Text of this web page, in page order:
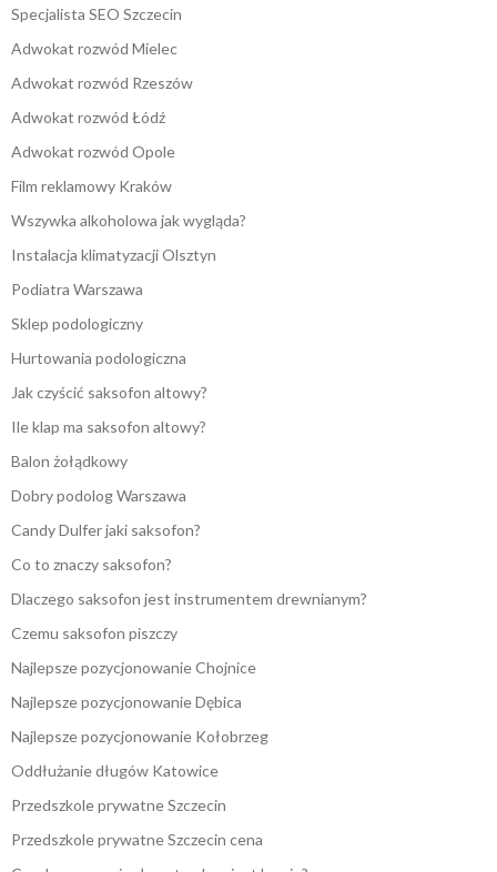
Specjalista SEO Szczecin
Adwokat rozwód Mielec
Adwokat rozwód Rzeszów
Adwokat rozwód Łódź
Adwokat rozwód Opole
Film reklamowy Kraków
Wszywka alkoholowa jak wygląda?
Instalacja klimatyzacji Olsztyn
Podiatra Warszawa
Sklep podologiczny
Hurtowania podologiczna
Jak czyścić saksofon altowy?
Ile klap ma saksofon altowy?
Balon żołądkowy
Dobry podolog Warszawa
Candy Dulfer jaki saksofon?
Co to znaczy saksofon?
Dlaczego saksofon jest instrumentem drewnianym?
Czemu saksofon piszczy
Najlepsze pozycjonowanie Chojnice
Najlepsze pozycjonowanie Dębica
Najlepsze pozycjonowanie Kołobrzeg
Oddłużanie długów Katowice
Przedszkole prywatne Szczecin
Przedszkole prywatne Szczecin cena